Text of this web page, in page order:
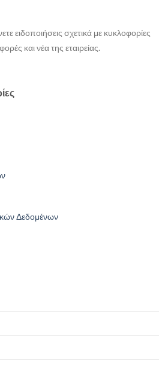
Δεδομένων
ειδοποιήσεις σχετικά με κυκλοφορίες
και νέα της εταιρείας.